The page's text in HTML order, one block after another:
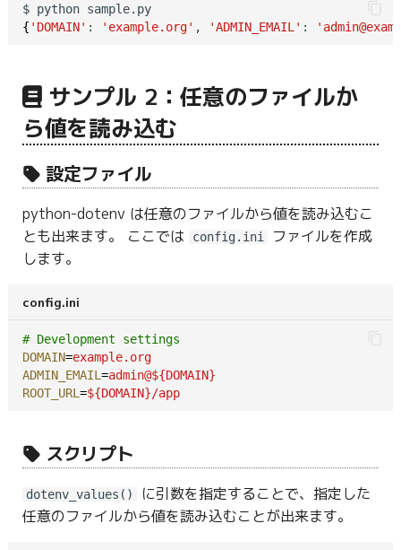
$ python sample.py
{ 'DOMAIN' : 'example.org' , 'ADMIN_EMAIL' :
サンプル 2：任意のファイルか
ら値を読み込む
設定ファイル
python-dotenv は任意のファイルから値を読み込むこ
とも出来ます。 ここでは
config.ini
ファイルを作成
します。
config.ini
# Development settings
DOMAIN=example.org
ADMIN_EMAIL =admin@${DOMAIN}
ROOT_URL =${DOMAIN}/app
スクリプト
dotenv_values()
に引数を指定することで、指定した
任意のファイルから値を読み込むことが出来ます。